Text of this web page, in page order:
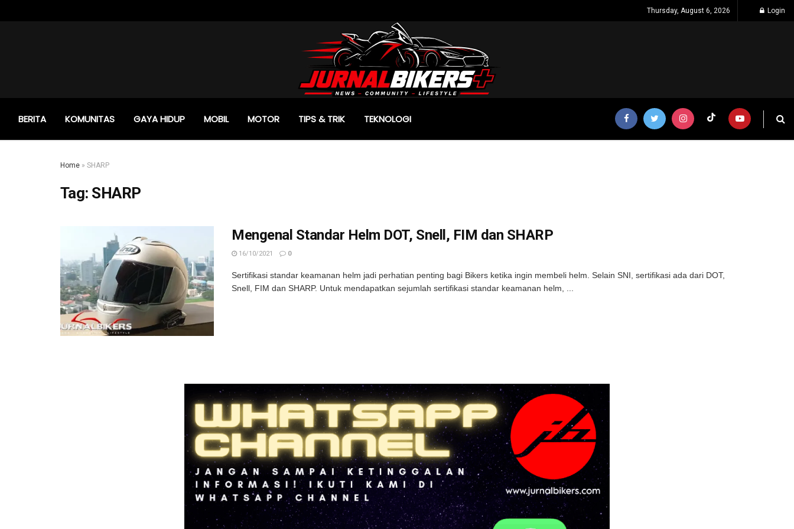
Thursday, August 6, 2026 Login
BERITA KOMUNITAS GAYA HIDUP MOBIL MOTOR TIPS & TRIK TEKNOLOGI
Home » SHARP
Tag: SHARP
Mengenal Standar Helm DOT, Snell, FIM dan SHARP
16/10/2021 0
Sertifikasi standar keamanan helm jadi perhatian penting bagi Bikers ketika ingin membeli helm. Selain SNI, sertifikasi ada dari DOT,
Snell, FIM dan SHARP. Untuk mendapatkan sejumlah sertifikasi standar keamanan helm, ...